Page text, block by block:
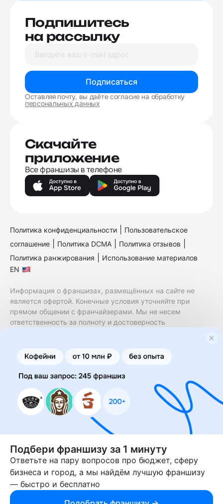
Подпишитесь
на рассылку
Подписаться
Оставляя почту, вы даёте согласие на обработку
персональных данных
Скачайте
приложение
Все франшизы в телефоне
Политика конфиденциальности
Пользовательское
соглашение
Политика DCMA Политика отзывов
Политика ранжирования
Использование материалов
EN
Информация о франшизах, размещённых на сайте не
является офертой. Конечные условия уточняйте при
прямом общении с франчайзерами. Мы не несем
ответственность за полноту и достоверность
финансовые услуги. Заключение договоров
коммерческой концессии (франчайзинга) осуществляется
правообладателями/их представителями. Бизнесменс.ру
не является посредником или представителем
правообладателя и не несет ответственность за условия
предоставления франшизы и действия лиц,
осуществленные на основании информации, имеющейся
на сайте или полученной через него. За достоверность
предоставленной информации несет ответственность
правообладатель.
© 2013-2026 Бизнесменс.ру. ИП Богомолов Ю. А. ИНН
166109472099 ОГРН 1315169000030181.
При использовании материалов гиперссылка на businessmens.ru
обязательна. 12+
Подбери франшизу за 1 минуту
Ответьте на пару вопросов про бюджет, сферу
бизнеса и город, а мы найдём лучшую франшизу
— быстро и бесплатно